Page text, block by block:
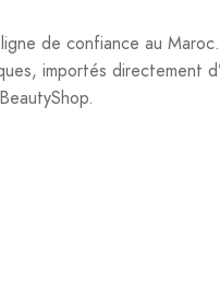
de confiance au Maroc.
importés directement